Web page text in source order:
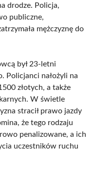
drodze. Policja,
publiczne,
mężczyznę do
był 23-letni
Policjanci nałożyli na
złotych, a także
W świetle
stracił prawo jazdy
że tego rodzaju
penalizowane, a ich
uczestników ruchu